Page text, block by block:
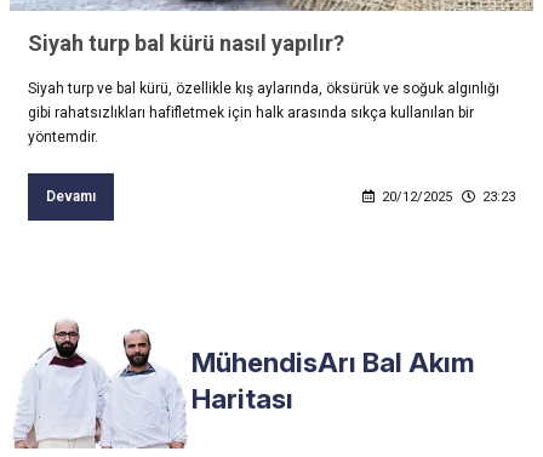
Siyah turp bal kürü nasıl yapılır?
Siyah turp ve bal kürü, özellikle kış aylarında, öksürük ve soğuk algınlığı
gibi rahatsızlıkları hafifletmek için halk arasında sıkça kullanılan bir
yöntemdir.
Devamı 20/12/2025 23:23
MühendisArı Bal Akım
Haritası